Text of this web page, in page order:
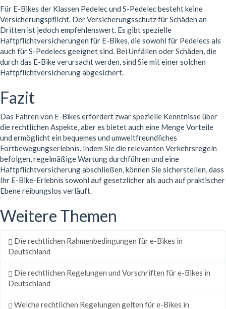
Für E-Bikes der Klassen Pedelec und S-Pedelec besteht keine
Versicherungspflicht. Der Versicherungsschutz für Schäden an
Dritten ist jedoch empfehlenswert. Es gibt spezielle
Haftpflichtversicherungen für E-Bikes, die sowohl für Pedelecs als
auch für S-Pedelecs geeignet sind. Bei Unfällen oder Schäden, die
durch das E-Bike verursacht werden, sind Sie mit einer solchen
Haftpflichtversicherung abgesichert.
Fazit
Das Fahren von E-Bikes erfordert zwar spezielle Kenntnisse über
die rechtlichen Aspekte, aber es bietet auch eine Menge Vorteile
und ermöglicht ein bequemes und umweltfreundliches
Fortbewegungserlebnis. Indem Sie die relevanten Verkehrsregeln
befolgen, regelmäßige Wartung durchführen und eine
Haftpflichtversicherung abschließen, können Sie sicherstellen, dass
Ihr E-Bike-Erlebnis sowohl auf gesetzlicher als auch auf praktischer
Ebene reibungslos verläuft.
Weitere Themen
Die rechtlichen Rahmenbedingungen für e-Bikes in
Deutschland
Die rechtlichen Regelungen und Vorschriften für e-Bikes in
Deutschland
Welche rechtlichen Regelungen gelten für e-Bikes in